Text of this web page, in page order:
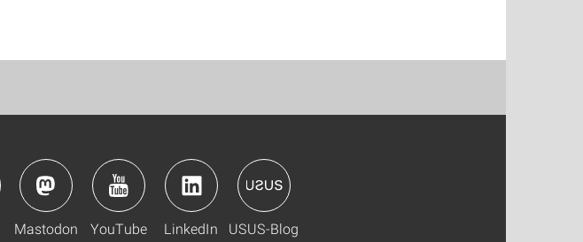
Mastodon YouTube LinkedIn USUS-Blog